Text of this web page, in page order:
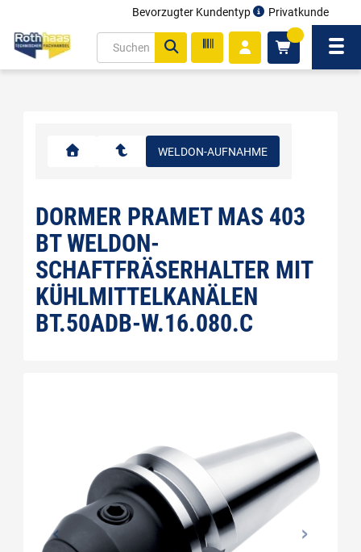
Bevorzugter Kundentyp Privatkunde
WELDON-AUFNAHME
DORMER PRAMET MAS 403
BT WELDON-
SCHAFTFRÄSERHALTER MIT
KÜHLMITTELKANÄLEN
BT.50ADB-W.16.080.C